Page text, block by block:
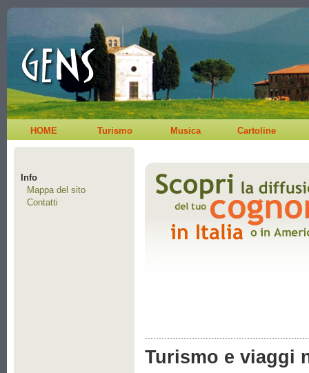
HOME Turismo Musica Cartoline
Info
Mappa del sito
Contatti
Turismo e viaggi